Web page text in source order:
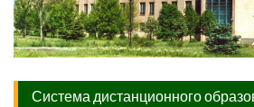
Система дистанционного